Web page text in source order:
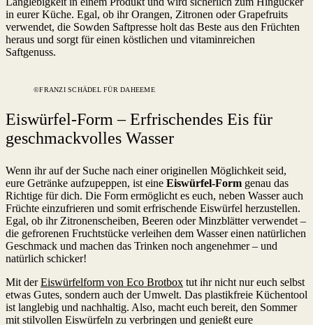
in eurer Küche. Egal, ob ihr Orangen, Zitronen oder Grapefruits
verwendet, die Sowden Saftpresse holt das Beste aus den Früchten
heraus und sorgt für einen köstlichen und vitaminreichen
Saftgenuss.
©FRANZI SCHÄDEL FÜR DAHEEME
Eiswürfel-Form – Erfrischendes Eis für
geschmackvolles Wasser
Wenn ihr auf der Suche nach einer originellen Möglichkeit seid,
eure Getränke aufzupeppen, ist eine Eiswürfel-Form genau das
Richtige für dich. Die Form ermöglicht es euch, neben Wasser auch
Früchte einzufrieren und somit erfrischende Eiswürfel herzustellen.
Egal, ob ihr Zitronenscheiben, Beeren oder Minzblätter verwendet –
die gefrorenen Fruchtstücke verleihen dem Wasser einen natürlichen
Geschmack und machen das Trinken noch angenehmer – und
natürlich schicker!
Mit derEiswürfelform von Eco Brotbox tut ihr nicht nur euch selbst
etwas Gutes, sondern auch der Umwelt. Das plastikfreie Küchentool
ist langlebig und nachhaltig. Also, macht euch bereit, den Sommer
mit stilvollen Eiswürfeln zu verbringen und genießt eure